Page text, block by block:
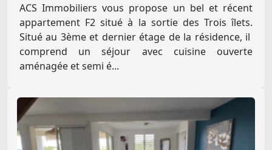
ACS Immobiliers vous propose un bel et récent
appartement F2 situé à la sortie des Trois îlets.
Situé au 3ème et dernier étage de la résidence, il
comprend un séjour avec cuisine ouverte
aménagée et semi é...